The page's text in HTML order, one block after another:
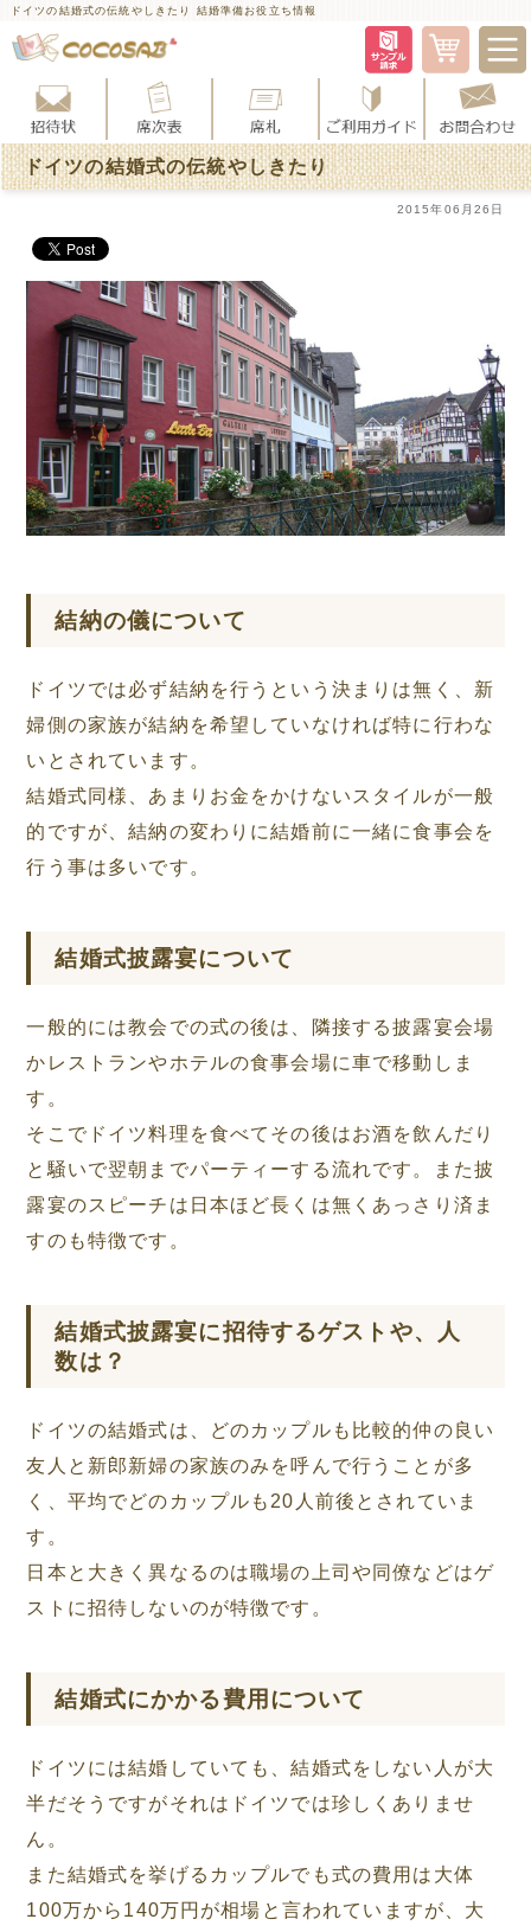
ドイツの結婚式の伝統やしきたり 結婚準備お役立ち情報
ドイツの結婚式の伝統やしきたり
2015年06月26日
結納の儀について
ドイツでは必ず結納を行うという決まりは無く、新
婦側の家族が結納を希望していなければ特に行わな
いとされています。
結婚式同様、あまりお金をかけないスタイルが一般
的ですが、結納の変わりに結婚前に一緒に食事会を
行う事は多いです。
結婚式披露宴について
一般的には教会での式の後は、隣接する披露宴会場
かレストランやホテルの食事会場に車で移動しま
す。
そこでドイツ料理を食べてその後はお酒を飲んだり
と騒いで翌朝までパーティーする流れです。また披
露宴のスピーチは日本ほど長くは無くあっさり済ま
すのも特徴です。
結婚式披露宴に招待するゲストや、人
数は？
ドイツの結婚式は、どのカップルも比較的仲の良い
友人と新郎新婦の家族のみを呼んで行うことが多
く、平均でどのカップルも20人前後とされていま
す。
日本と大きく異なるのは職場の上司や同僚などはゲ
ストに招待しないのが特徴です。
結婚式にかかる費用について
ドイツには結婚していても、結婚式をしない人が大
半だそうですがそれはドイツでは珍しくありませ
ん。
また結婚式を挙げるカップルでも式の費用は大体
100万から140万円が相場と言われていますが、大